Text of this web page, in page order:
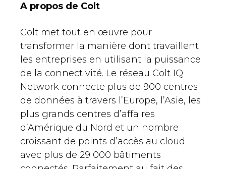
A propos de Colt
Colt met tout en œuvre pour
transformer la manière dont travaillent
les entreprises en utilisant la puissance
de la connectivité. Le réseau Colt IQ
Network connecte plus de 900 centres
de données à travers l’Europe, l’Asie, les
plus grands centres d’affaires
d’Amérique du Nord et un nombre
croissant de points d’accès au cloud
avec plus de 29 000 bâtiments